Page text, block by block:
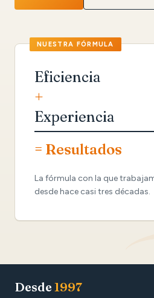
Eficiencia
+
Experiencia
= Resultados
La fórmula con la que
desde hace casi tres décadas.
Desde 1997